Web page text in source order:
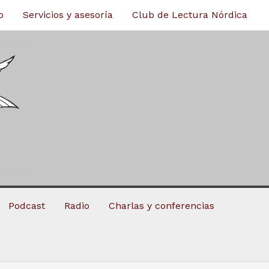
Servicios y asesoría Club de Lectura Nórdica
Podcast Radio Charlas y conferencias